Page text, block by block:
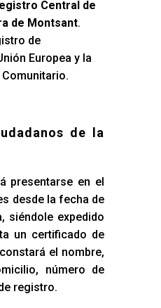
Central de
de Montsant.
de
Europea y la
de la
presentarse en el
desde la fecha de
siéndole expedido
un certificado de
el nombre,
número de
registro.